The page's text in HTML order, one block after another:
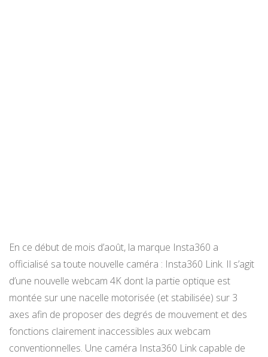
En ce début de mois d’août, la marque Insta360 a
officialisé sa toute nouvelle caméra : Insta360 Link. Il s’agit
d’une nouvelle webcam 4K dont la partie optique est
montée sur une nacelle motorisée (et stabilisée) sur 3
axes afin de proposer des degrés de mouvement et des
fonctions clairement inaccessibles aux webcam
conventionnelles. Une caméra Insta360 Link capable de